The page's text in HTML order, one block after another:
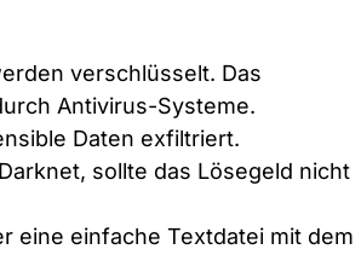
verschlüsselt. Das
Antivirus-Systeme.
Daten exfiltriert.
sollte das Lösegeld nicht
eine einfache Textdatei mit dem